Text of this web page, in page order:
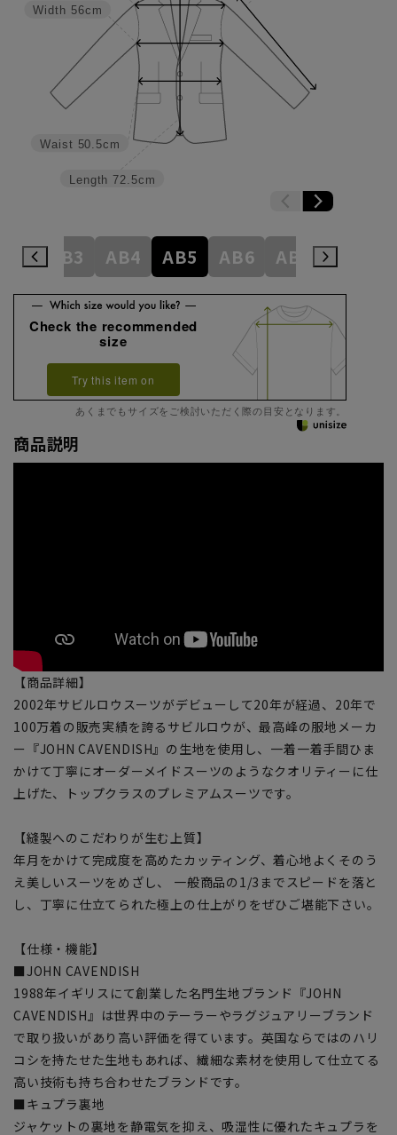
Length 72.5cm
Waist 50.5cm
Width 56cm
A8 AB3 AB4 AB5 AB6 AB7 AB8
Check the recommended
size
Try this item on
あくまでもサイズをご検討いただく際の目安となります。
商品説明
【商品詳細】
2002年サビルロウスーツがデビューして20年が経過、20年で
100万着の販売実績を誇るサビルロウが、最高峰の服地メーカ
ー『JOHN CAVENDISH』の生地を使用し、一着一着手間ひま
かけて丁寧にオーダーメイドスーツのようなクオリティーに仕
上げた、トップクラスのプレミアムスーツです。
【縫製へのこだわりが生む上質】
年月をかけて完成度を高めたカッティング、着心地よくそのう
え美しいスーツをめざし、 一般商品の1/3までスピードを落と
し、丁寧に仕立てられた極上の仕上がりをぜひご堪能下さい。
【仕様・機能】
■JOHN CAVENDISH
1988年イギリスにて創業した名門生地ブランド『JOHN
CAVENDISH』は世界中のテーラーやラグジュアリーブランド
で取り扱いがあり高い評価を得ています。英国ならではのハリ
コシを持たせた生地もあれば、繊細な素材を使用して仕立てる
高い技術も持ち合わせたブランドです。
■キュプラ裏地
ジャケットの裏地を静電気を抑え、吸湿性に優れたキュプラを